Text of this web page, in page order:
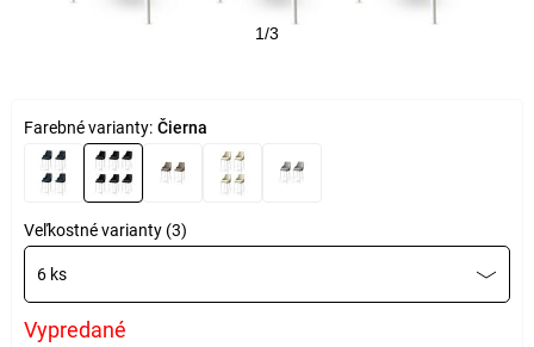
1/3
Farebné varianty: Čierna
Veľkostné varianty (3)
6 ks
Vypredané